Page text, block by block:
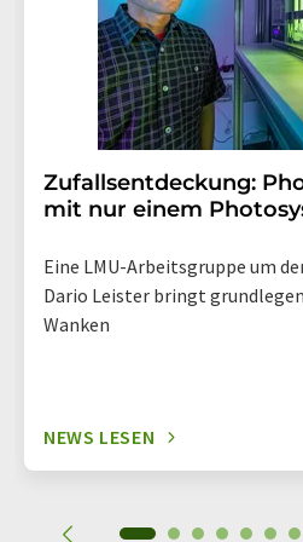
enthalten.
Zufallsentdeckung:
mit nur einem
Eine LMU-Arbeitsgruppe um
Dario Leister bringt
Wanken
NEWS LESEN